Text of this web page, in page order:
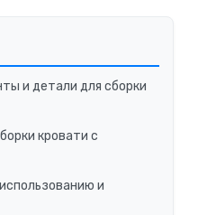
и детали для сборки
кровати с
и